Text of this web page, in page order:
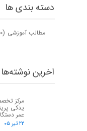
دسته بندی ها
مطالب آموزشی (۹۰۰)
اخرین نوشته‌ها
مرکز
یدکی
عمر
۲۲ تیر ۰۵